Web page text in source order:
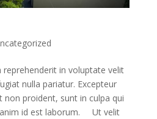
in voluptate velit
nulla pariatur. Excepteur
non proident, sunt in culpa qui
id est laborum. Ut velit